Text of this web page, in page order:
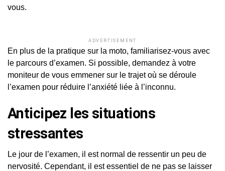
vous.
ADVERTISEMENT
En plus de la pratique sur la moto, familiarisez-vous avec
le parcours d’examen. Si possible, demandez à votre
moniteur de vous emmener sur le trajet où se déroule
l’examen pour réduire l’anxiété liée à l’inconnu.
Anticipez les situations
stressantes
Le jour de l’examen, il est normal de ressentir un peu de
nervosité. Cependant, il est essentiel de ne pas se laisser